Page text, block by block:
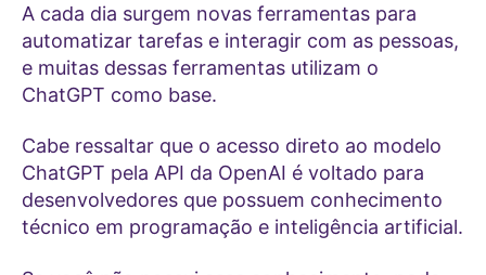
A cada dia surgem novas ferramentas para
automatizar tarefas e interagir com as pessoas,
e muitas dessas ferramentas utilizam o
ChatGPT como base.
Cabe ressaltar que o acesso direto ao modelo
ChatGPT pela API da OpenAI é voltado para
desenvolvedores que possuem conhecimento
técnico em programação e inteligência artificial.